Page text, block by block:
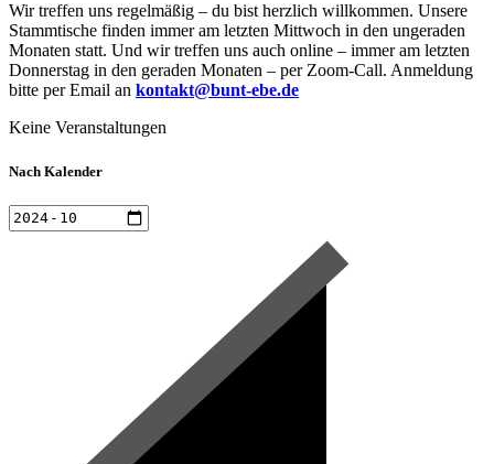
Wir treffen uns regelmäßig – du bist herzlich willkommen. Unsere
Stammtische finden immer am letzten Mittwoch in den ungeraden
Monaten statt. Und wir treffen uns auch online – immer am letzten
Donnerstag in den geraden Monaten – per Zoom-Call. Anmeldung
bitte per Email an kontakt@bunt-ebe.de
Keine Veranstaltungen
Nach Kalender